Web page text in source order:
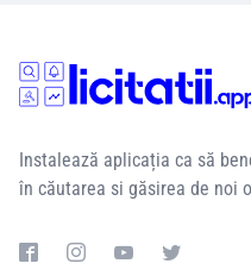
Instalează aplicația ca să
în căutarea si găsirea de noi